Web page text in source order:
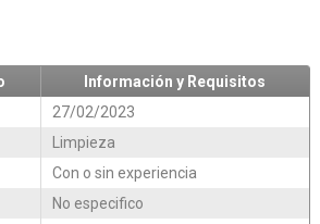
Información y Requisitos
27/02/2023
Limpieza
Con o sin experiencia
No especifico